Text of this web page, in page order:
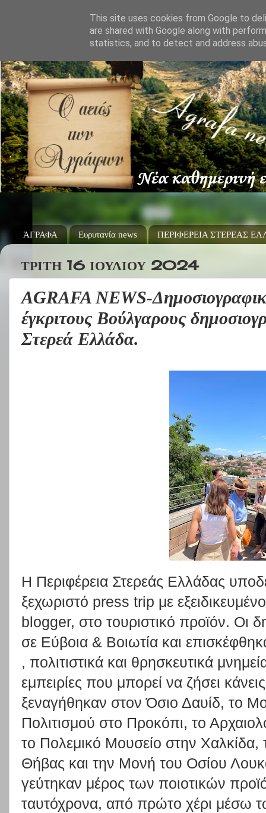
ΆΓΡΑΦΑ Ευρυτανία news ΠΕΡΙΦΕΡΕΙΑ ΣΤΕΡΕΑΣ
ΤΡΊΤΗ 16 ΙΟΥΛΊΟΥ 2024
AGRAFA NEWS-
έγκριτους Βούλγαρους
Στερεά Ελλάδα.
Η Περιφέρεια Στερεάς Ελλάδας
ξεχωριστό press trip με
blogger, στο τουριστικό προϊόν. Οι
σε Εύβοια & Βοιωτία και
, πολιτιστικά και θρησκευτικά
εμπειρίες που μπορεί να ζήσει
ξεναγήθηκαν στον Όσιο Δαυίδ, το
Πολιτισμού στο Προκόπι, το
το Πολεμικό Μουσείο στην Χαλκίδα,
Θήβας και την Μονή του Οσίου
γεύτηκαν μέρος των ποιοτικών
ταυτόχρονα, από πρώτο χέρι μέσω
This site uses cookies from Google to
are shared with Google along with
statistics, and to detect and address